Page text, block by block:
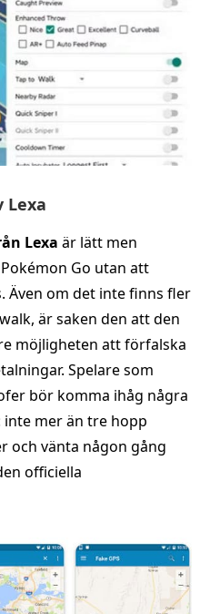
Lexa
Lexa är lätt men
Go utan att
Även om det inte finns fler
är saken den att den
möjligheten att förfalska
Spelare som
bör komma ihåg några
mer än tre hopp
och vänta någon gång
officiella